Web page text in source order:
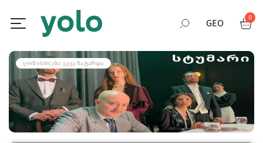
GEO
RUS
ENG
0
ᲦᲝᲜᲘᲡᲫᲘᲔᲑᲐ ᲣᲙᲕᲔ ᲩᲐᲢᲐᲠᲓᲐ